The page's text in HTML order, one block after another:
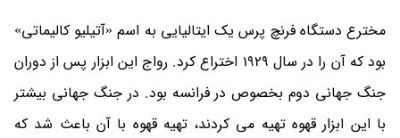
مخترع دستگاه فرنچ پرس یک ایتالیایی به اسم «آتیلیو کالیماتی»
بود که آن را در سال 1929 اختراع کرد. رواج این ابزار پس از دوران
جنگ جهانی دوم بخصوص در فرانسه بود. در جنگ جهانی بیشتر
با این ابزار قهوه تهیه می کردند، تهیه قهوه با آن باعث شد که